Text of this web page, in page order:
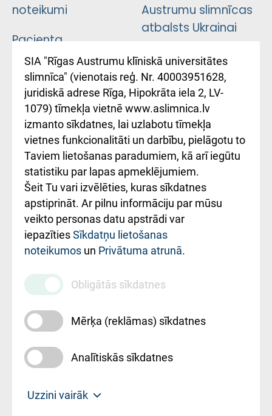
noteikumi
Pacienta
atsauksmju/sūdzību
iesniegšanas
kārtība
Kā pie mums nokļūt
Rēķinu apmaksas
ceļvedis
Rekvizīti un
ārstniecības
iestādes kods
010000234
Maksas
pakalpojumu
cenrādis
Austrumu slimnīcas
atbalsts Ukrainai
Підтримка Східної
лікарні та співпраця з
Україною
SIA "Rīgas Austrumu klīniskā universitātes
slimnīca" (vienotais reģ. Nr. 40003951628,
juridiskā adrese Rīga, Hipokrāta iela 2, LV-
1079) tīmekļa vietnē www.aslimnica.lv
izmanto sīkdatnes, lai uzlabotu tīmekļa
vietnes funkcionalitāti un darbību, pielāgotu to
Taviem lietošanas paradumiem, kā arī iegūtu
statistiku par lapas apmeklējumiem.
Šeit Tu vari izvēlēties, kuras sīkdatnes
apstiprināt. Ar pilnu informāciju par mūsu
veikto personas datu apstrādi var
iepazītiesSīkdatņu lietošanas
noteikumos un Privātuma atrunā.
Obligātās sīkdatnes
Mērķa (reklāmas) sīkdatnes
Analītiskās sīkdatnes
Uzzini vairāk